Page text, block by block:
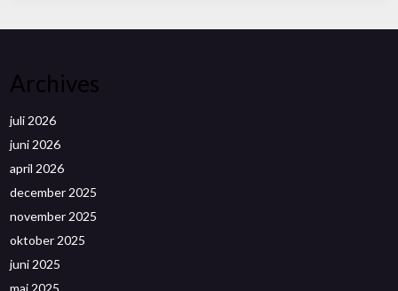
Archives
juli 2026
juni 2026
april 2026
december 2025
november 2025
oktober 2025
juni 2025
maj 2025